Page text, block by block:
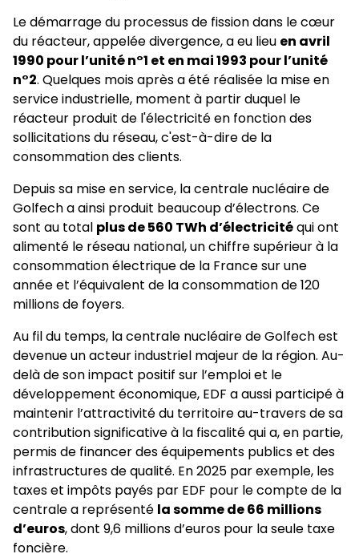
Le démarrage du processus de fission dans le cœur
du réacteur, appelée divergence, a eu lieu en avril
1990 pour l’unité n°1 et en mai 1993 pour l’unité
n°2. Quelques mois après a été réalisée la mise en
service industrielle, moment à partir duquel le
réacteur produit de l'électricité en fonction des
sollicitations du réseau, c'est-à-dire de la
consommation des clients.
Depuis sa mise en service, la centrale nucléaire de
Golfech a ainsi produit beaucoup d’électrons. Ce
sont au total plus de 560 TWh d’électricitéqui ont
alimenté le réseau national, un chiffre supérieur à la
consommation électrique de la France sur une
année et l’équivalent de la consommation de 120
millions de foyers.
Au fil du temps, la centrale nucléaire de Golfech est
devenue un acteur industriel majeur de la région. Au-
delà de son impact positif sur l’emploi et le
développement économique, EDF a aussi participé à
maintenir l’attractivité du territoire au-travers de sa
contribution significative à la fiscalité qui a, en partie,
permis de financer des équipements publics et des
infrastructures de qualité. En 2025 par exemple, les
taxes et impôts payés par EDF pour le compte de la
centrale a représenté la somme de 66 millions
d’euros, dont 9,6 millions d’euros pour la seule taxe
foncière.